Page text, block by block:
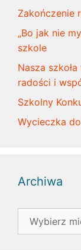
Zakończenie
„Bo jak nie
szkole
Nasza
radości i
Szkolny
Wycieczka
Archiwa